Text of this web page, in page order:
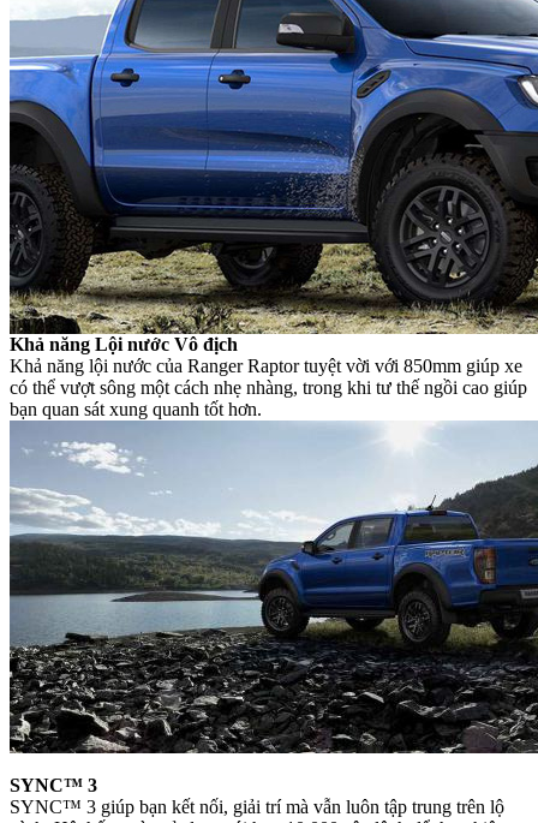
Khả năng Lội nước Vô địch
Khả năng lội nước của Ranger Raptor tuyệt vời với 850mm giúp xe
có thể vượt sông một cách nhẹ nhàng, trong khi tư thế ngồi cao giúp
bạn quan sát xung quanh tốt hơn.
SYNC™ 3
SYNC™ 3 giúp bạn kết nối, giải trí mà vẫn luôn tập trung trên lộ